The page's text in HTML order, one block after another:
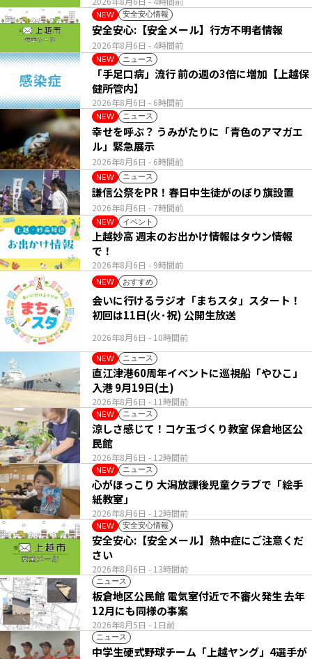
NEW 安全安心情報
2026年8月6日 - 4時間前
安全安心:【安全メール】行方不明者情報
NEW ニュース
2026年8月6日 - 6時間前
「手足口病」流行 前の週の3倍に増加【上越保
健所管内】
NEW ニュース
2026年8月6日 - 6時間前
幸せを呼ぶ？ うみがたりに「青色のアマガエ
ル」緊急展示
NEW ニュース
2026年8月6日 - 7時間前
謙信公祭をPR！春日中生徒がのぼり旗設置
NEW イベント
2026年8月6日 - 9時間前
上越妙高 週末のお出かけ情報はタウン情報
で！
NEW おすすめ
2026年8月6日 - 10時間前
会いに行けるラジオ「まちスタ」スタート！
初回は11日(火･祝) 公開生放送
NEW ニュース
2026年8月6日 - 11時間前
直江津港60周年イベントに巡視船「やひこ」
入港 9月19日(土)
NEW ニュース
2026年8月6日 - 12時間前
涼しさ感じて！コケ玉づくり教室 保倉地区公
民館
NEW ニュース
2026年8月6日 - 12時間前
心がほっこり 大潟放課後児童クラブで「絵手
紙教室」
NEW 安全安心情報
2026年8月6日 - 13時間前
安全安心:【安全メール】熱中症にご注意くだ
さい
ニュース
2026年8月5日 - 1日前
板倉地区公民館 電気室付近で不審火発生 去年
12月にも同様の事案
ニュース
中学生硬式野球チーム「上越ヤング」4選手が